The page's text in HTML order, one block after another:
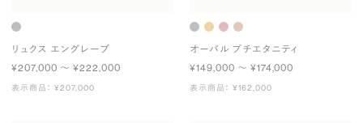
リュクス エングレーブ
¥207,000 〜 ¥222,000
表示商品： ¥207,000
オーバル プチエタニティ
¥149,000 〜 ¥174,000
表示商品： ¥162,000